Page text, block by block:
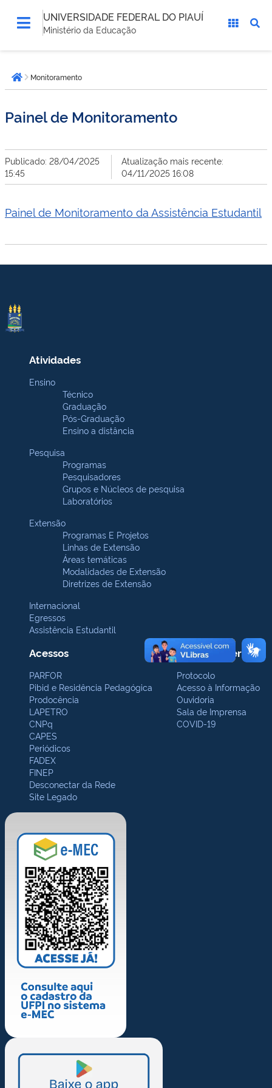
UNIVERSIDADE FEDERAL DO PIAUÍ
Ministério da Educação
está
aqui:Página inicial
Monitoramento
Painel de Monitoramento
Publicado: 28/04/2025
15:45
Atualização mais recente:
04/11/2025 16:08
Painel de Monitoramento da Assistência Estudantil
Atividades
Ensino
Técnico
Graduação
Pós-Graduação
Ensino a distância
Pesquisa
Programas
Pesquisadores
Grupos e Núcleos de pesquisa
Laboratórios
Extensão
Programas E Projetos
Linhas de Extensão
Áreas temáticas
Modalidades de Extensão
Diretrizes de Extensão
Internacional
Egressos
Assistência Estudantil
Acessos
PARFOR
Pibid e Residência Pedagógica
Prodocência
LAPETRO
CNPq
CAPES
Periódicos
FADEX
FINEP
Desconectar da Rede
Site Legado
Contatos Gerais
Protocolo
Acesso à Informação
Ouvidoria
Sala de Imprensa
COVID-19